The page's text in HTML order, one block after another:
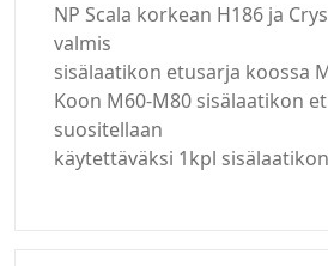
NP Scala korkean H186 ja
valmis
sisälaatikon etusarja koossa
Koon M60-M80 sisälaatikon
suositellaan
käytettäväksi 1kpl